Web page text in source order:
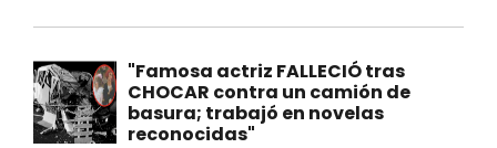
"Famosa actriz FALLECIÓ tras
CHOCAR contra un camión de
basura; trabajó en novelas
reconocidas"